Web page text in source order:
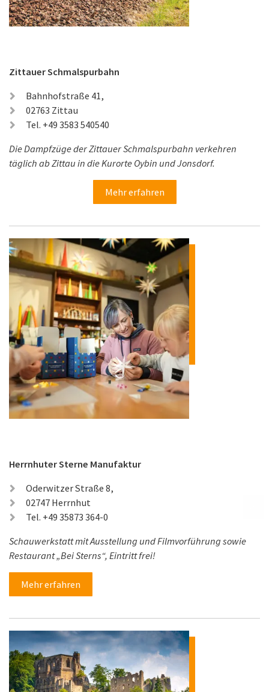
Zittauer Schmalspurbahn
Bahnhofstraße 41,
02763 Zittau
Tel. +49 3583 540540
Die Dampfzüge der Zittauer Schmalspurbahn verkehren
täglich ab Zittau in die Kurorte Oybin und Jonsdorf.
Mehr erfahren
Herrnhuter Sterne Manufaktur
Oderwitzer Straße 8,
02747 Herrnhut
Tel. +49 35873 364-0
Schauwerkstatt mit Ausstellung und Filmvorführung sowie
Restaurant „Bei Sterns“, Eintritt frei!
Mehr erfahren